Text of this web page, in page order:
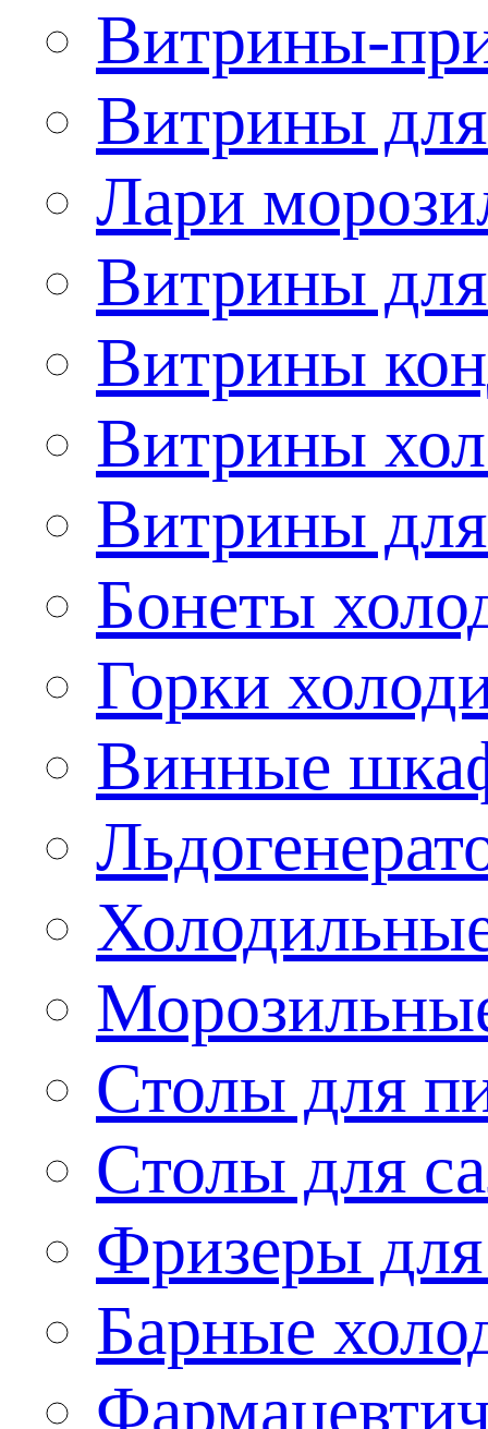
Витрины-
Витрины
Лари
Витрины
Витрины
Витрины
Витрины
Бонеты
Горки
Винные
Столы для
Столы для
Фризеры
Барные